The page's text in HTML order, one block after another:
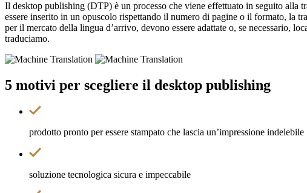
Il desktop publishing (DTP) è un processo che viene effettuato in seguito alla
essere inserito in un opuscolo rispettando il numero di pagine o il formato, la
per il mercato della lingua d’arrivo, devono essere adattate o, se
traduciamo.
5 motivi per scegliere il desktop publishing
prodotto pronto per essere stampato che lascia un’impressione indelebile
soluzione tecnologica sicura e impeccabile